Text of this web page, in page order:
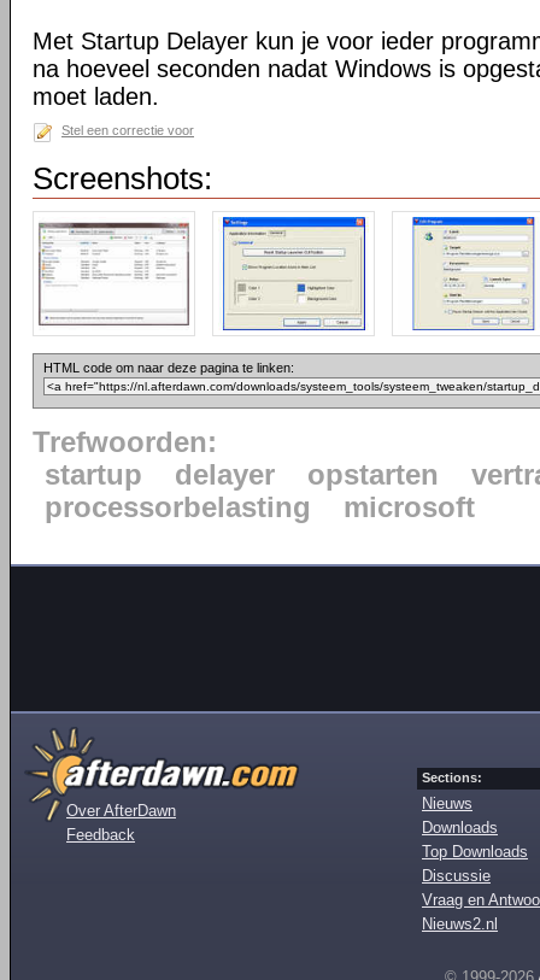
Met Startup Delayer kun je voor ieder
na hoeveel seconden nadat Windows is
moet laden.
Stel een correctie voor
Screenshots:
HTML code om naar deze pagina te linken:
Trefwoorden:
startup
delayer opstarten
processorbelasting
microsoft
Over AfterDawn
Feedback
Sections:
Nieuws
Downloads
Top Downloads
Discussie
Vraag en
Nieuws2.nl